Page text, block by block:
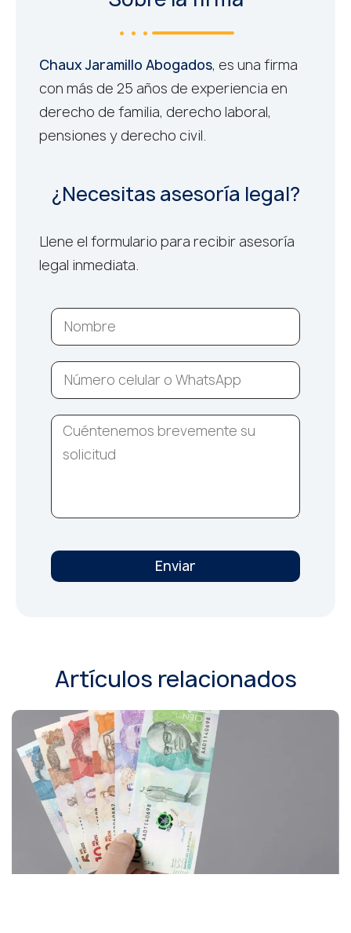
Chaux Jaramillo Abogados, es una firma
con más de 25 años de experiencia en
derecho de familia, derecho laboral,
pensiones y derecho civil.
¿Necesitas asesoría legal?
Llene el formulario para recibir asesoría
legal inmediata.
Enviar
Artículos relacionados